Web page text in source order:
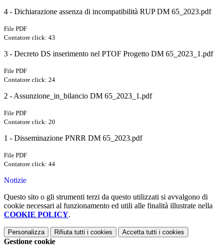
4 - Dichiarazione assenza di incompatibilità RUP DM 65_2023.pdf
File PDF
Contatore click: 43
3 - Decreto DS inserimento nel PTOF Progetto DM 65_2023_1.pdf
File PDF
Contatore click: 24
2 - Assunzione_in_bilancio DM 65_2023_1.pdf
File PDF
Contatore click: 20
1 - Disseminazione PNRR DM 65_2023.pdf
File PDF
Contatore click: 44
Notizie
Questo sito o gli strumenti terzi da questo utilizzati si avvalgono di
cookie necessari al funzionamento ed utili alle finalità illustrate nella
COOKIE POLICY.
Personalizza Rifiuta tutti i cookies Accetta tutti i cookies
Gestione cookie